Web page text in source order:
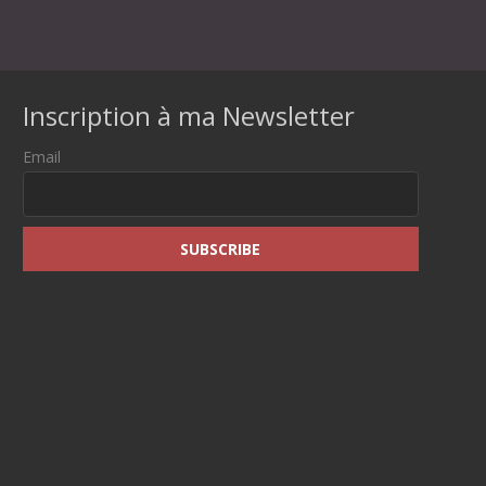
Inscription à ma Newsletter
Email